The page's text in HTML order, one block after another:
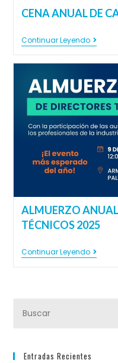
CENA ANUAL DE
Continuar Leyendo
ALMUERZO
TÉCNICOS 2025
Continuar Leyendo
Entradas Recientes